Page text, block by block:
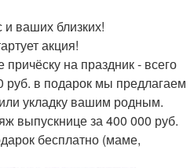
ваших близких!
акция!
на праздник - всего
руб. в подарок мы предлагаем
укладку вашим родным.
выпускнице за 400 000 руб.
бесплатно (маме,